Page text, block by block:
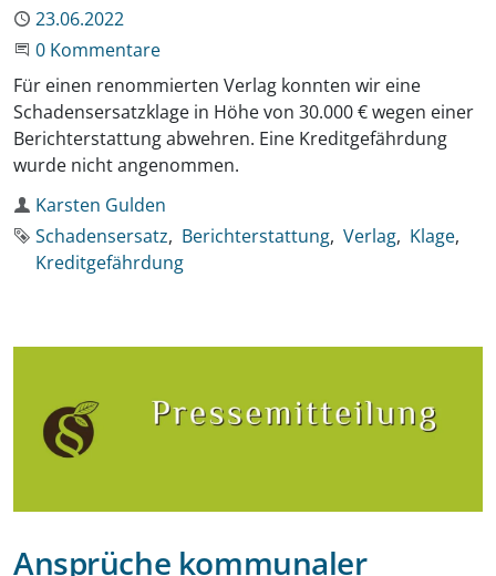
Publiziert
23.06.2022
Beginne eine Unterhaltung
0 Kommentare
Für einen renommierten Verlag konnten wir eine
Schadensersatzklage in Höhe von 30.000 € wegen einer
Berichterstattung abwehren. Eine Kreditgefährdung
wurde nicht angenommen.
Autor
Karsten Gulden
Schlagworte
Schadensersatz Berichterstattung Verlag Klage
Kreditgefährdung
Ansprüche kommunaler